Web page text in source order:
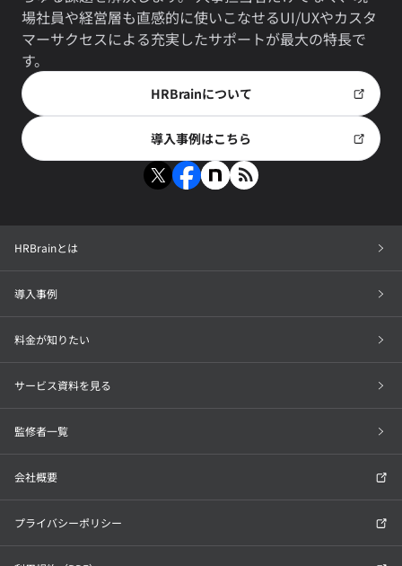
場社員や経営層も直感的に使いこなせるUI/UXやカスタ
マーサクセスによる充実したサポートが最大の特長で
す。
HRBrainについて
導入事例はこちら
HRBrainとは
導入事例
料金が知りたい
サービス資料を見る
監修者一覧
会社概要
プライバシーポリシー